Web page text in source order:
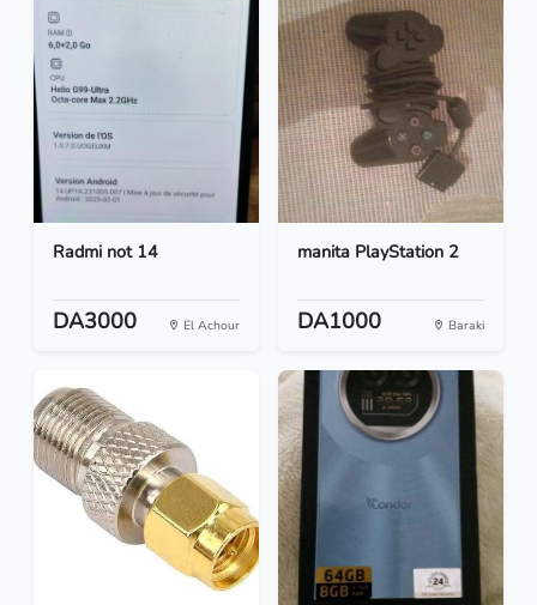
Radmi not 14
DA3000 El Achour
manita PlayStation 2
DA1000 Baraki